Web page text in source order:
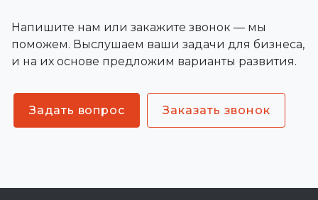
Напишите нам или закажите звонок — мы
поможем. Выслушаем ваши задачи для бизнеса,
и на их основе предложим варианты развития.
Задать вопрос Заказать звонок